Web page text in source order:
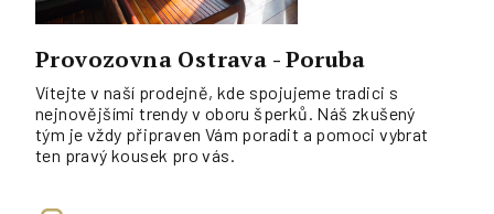
Provozovna Ostrava - Poruba
Vítejte v naší prodejně, kde spojujeme tradici s
nejnovějšími trendy v oboru šperků. Náš zkušený
tým je vždy připraven Vám poradit a pomoci vybrat
ten pravý kousek pro vás.